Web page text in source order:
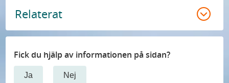
Relaterat
Fick du hjälp av informationen på sidan?
Ja Nej